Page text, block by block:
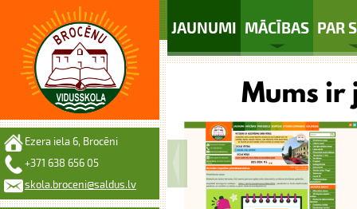
JAUNUMI MĀCĪBAS PAR
Ezera iela 6, Brocēni
+371 638 656 05
skola.broceni@saldus.lv